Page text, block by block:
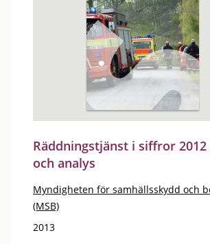
Räddningstjänst i siffror
och analys
Myndigheten för samhällsskydd och
(MSB)
2013